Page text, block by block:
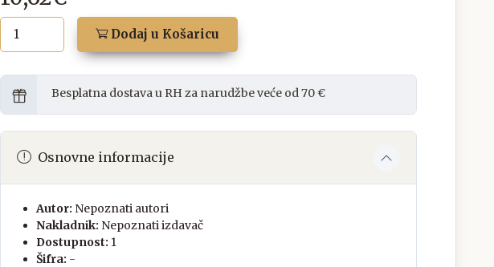
Dodaj u Košaricu
Besplatna dostava u RH za narudžbe veće od 70 €
Osnovne informacije
Autor: Nepoznati autori
Nakladnik: Nepoznati izdavač
Dostupnost: 1
Šifra: -